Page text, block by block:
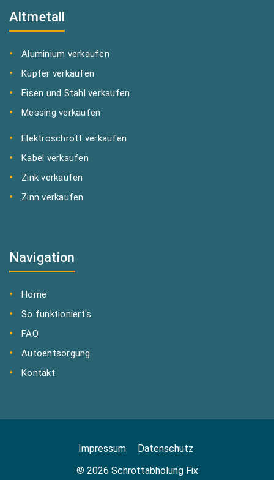
Altmetall
Aluminium verkaufen
Kupfer verkaufen
Eisen und Stahl verkaufen
Messing verkaufen
Elektroschrott verkaufen
Kabel verkaufen
Zink verkaufen
Zinn verkaufen
Navigation
Home
So funktioniert's
FAQ
Autoentsorgung
Kontakt
© 2026 Schrottabholung Fix
Impressum Datenschutz